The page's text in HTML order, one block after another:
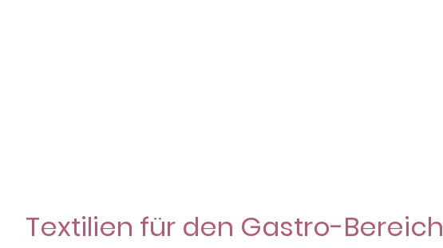
Textilien für den Gastro-Bereich